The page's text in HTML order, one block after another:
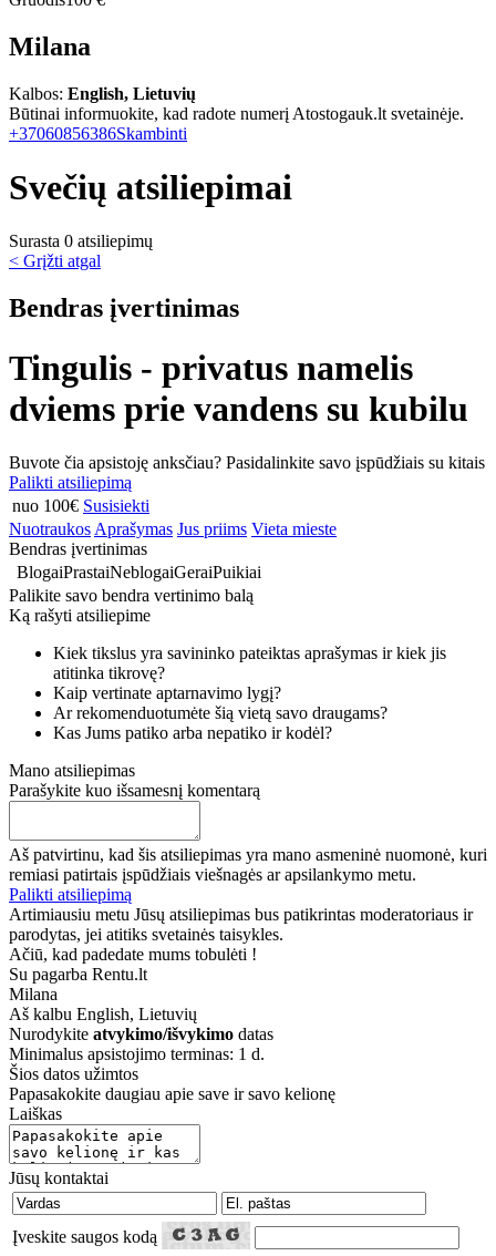
Milana
Kalbos: English, Lietuvių
Būtinai informuokite, kad radote numerį Atostogauk.lt svetainėje.
+37060856386Skambinti
Svečių atsiliepimai
Surasta 0 atsiliepimų
< Grįžti atgal
Bendras įvertinimas
Tingulis - privatus namelis
dviems prie vandens su kubilu
Buvote čia apsistoję anksčiau? Pasidalinkite savo įspūdžiais su kitais
Palikti atsiliepimą
nuo 100€ Susisiekti
Nuotraukos Aprašymas Jus priims Vieta mieste
Bendras įvertinimas
BlogaiPrastaiNeblogaiGeraiPuikiai
Palikite savo bendra vertinimo balą
Ką rašyti atsiliepime
Kiek tikslus yra savininko pateiktas aprašymas ir kiek jis
atitinka tikrovę?
Kaip vertinate aptarnavimo lygį?
Ar rekomenduotumėte šią vietą savo draugams?
Kas Jums patiko arba nepatiko ir kodėl?
Mano atsiliepimas
Parašykite kuo išsamesnį komentarą
Aš patvirtinu, kad šis atsiliepimas yra mano asmeninė nuomonė, kuri
remiasi patirtais įspūdžiais viešnagės ar apsilankymo metu.
Palikti atsiliepimą
Artimiausiu metu Jūsų atsiliepimas bus patikrintas moderatoriaus ir
parodytas, jei atitiks svetainės taisykles.
Ačiū, kad padedate mums tobulėti !
Su pagarba Rentu.lt
Milana
Aš kalbu English, Lietuvių
Nurodykite atvykimo/išvykimo datas
Minimalus apsistojimo terminas: 1 d.
Šios datos užimtos
Papasakokite daugiau apie save ir savo kelionę
Laiškas
Jūsų kontaktai
Įveskite saugos kodą